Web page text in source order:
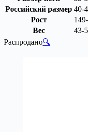
Российский размер 40-
Рост
Вес
43-
Распродано🔍